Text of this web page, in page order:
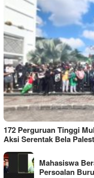
172 Perguruan Tinggi
Aksi Serentak Bela
Mahasiswa
Persoalan